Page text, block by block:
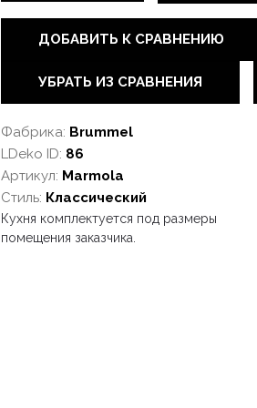
ДОБАВИТЬ К СРАВНЕНИЮ
УБРАТЬ ИЗ СРАВНЕНИЯ
Фабрика: Brummel
LDeko ID: 86
Артикул: Marmola
Стиль: Классический
Кухня комплектуется под размеры
помещения заказчика.